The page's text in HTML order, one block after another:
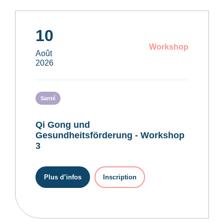
10
Août
2026
Workshop
Santé
Qi Gong und
Gesundheitsförderung - Workshop
3
Plus d’infos Inscription